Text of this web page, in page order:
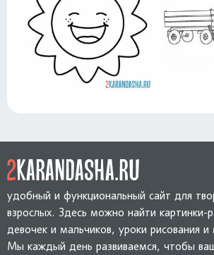
удобный и функциональный сайт для
взрослых. Здесь можно найти картинки-
девочек и мальчиков, уроки рисования
Мы каждый день развиваемся, чтобы